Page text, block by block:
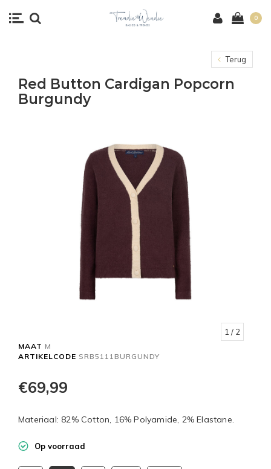
0
Terug
Red Button Cardigan Popcorn
Burgundy
1 / 2
MAAT M
ARTIKELCODE SRB5111BURGUNDY
€69,99
Materiaal: 82% Cotton, 16% Polyamide, 2% Elastane.
Op voorraad